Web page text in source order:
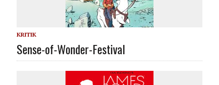
KRITIK
Sense-of-Wonder-Festival